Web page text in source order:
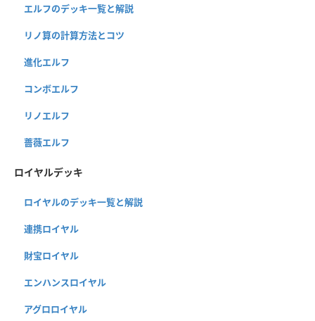
エルフのデッキ一覧と解説
リノ算の計算方法とコツ
進化エルフ
コンボエルフ
リノエルフ
薔薇エルフ
ロイヤルデッキ
ロイヤルのデッキ一覧と解説
連携ロイヤル
財宝ロイヤル
エンハンスロイヤル
アグロロイヤル